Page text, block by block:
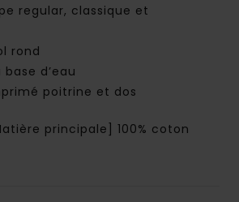
regular, classique et
rond
d’eau
poitrine et dos
principale] 100% coton